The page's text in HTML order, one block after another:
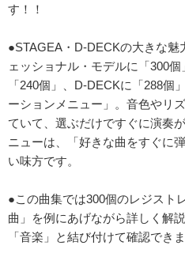
す！！
●STAGEA・D-DECKの大きな魅
ェッショナル・モデルに「300
「240個」、D-DECKに「288個
ーションメニュー」。音色やリ
ていて、選ぶだけですぐに演奏
ニューは、「好きな曲をすぐに
い味方です。
●この曲集では300個のレジスト
曲」を例にあげながら詳しく解
「音楽」と結び付けて確認できま